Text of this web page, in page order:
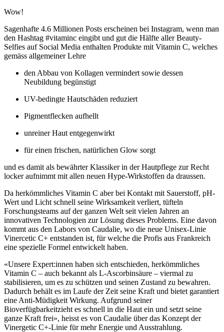
Wow!
Sagenhafte 4.6 Millionen Posts erscheinen bei Instagram, wenn man
den Hashtag #vitaminc eingibt und gut die Hälfte aller Beauty-
Selfies auf Social Media enthalten Produkte mit Vitamin C, welches
gemäss allgemeiner Lehre
den Abbau von Kollagen vermindert sowie dessen
Neubildung begünstigt
UV-bedingte Hautschäden reduziert
Pigmentflecken aufhellt
unreiner Haut entgegenwirkt
für einen frischen, natürlichen Glow sorgt
und es damit als bewährter Klassiker in der Hautpflege zur Recht
locker aufnimmt mit allen neuen Hype-Wirkstoffen da draussen.
Da herkömmliches Vitamin C aber bei Kontakt mit Sauerstoff, pH-
Wert und Licht schnell seine Wirksamkeit verliert, tüfteln
Forschungsteams auf der ganzen Welt seit vielen Jahren an
innovativen Technologien zur Lösung dieses Problems. Eine davon
kommt aus den Labors von Caudalie, wo die neue Unisex-Linie
Vinercetic C+ entstanden ist, für welche die Profis aus Frankreich
eine spezielle Formel entwickelt haben.
«Unsere Expert:innen haben sich entschieden, herkömmliches
Vitamin C – auch bekannt als L-Ascorbinsäure – viermal zu
stabilisieren, um es zu schützen und seinen Zustand zu bewahren.
Dadurch behält es im Laufe der Zeit seine Kraft und bietet garantiert
eine Anti-Müdigkeit Wirkung. Aufgrund seiner
Bioverfügbarkeitzieht es schnell in die Haut ein und setzt seine
ganze Kraft frei», heisst es von Caudalie über das Konzept der
Vinergetic C+-Linie für mehr Energie und Ausstrahlung.